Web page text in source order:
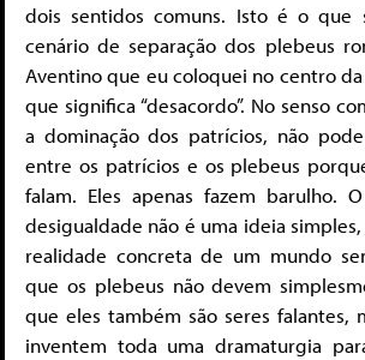
dois sentidos comuns. Isto é o que
cenário de separação dos plebeus
Aventino que eu coloquei no centro
que significa “desacordo”. No senso
a dominação dos patrícios, não
entre os patrícios e os plebeus
falam. Eles apenas fazem barulho.
desigualdade não é uma ideia
realidade concreta de um mundo
que os plebeus não devem
que eles também são seres falantes,
inventem toda uma dramaturgia